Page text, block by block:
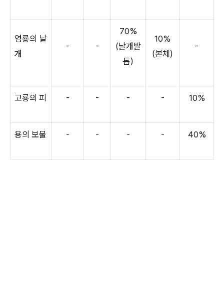
염룡의 날
개
- -
70%
(날개발
톱)
10%
(본체)
-
고룡의 피 - - - - 10%
용의 보물 - - - - 40%